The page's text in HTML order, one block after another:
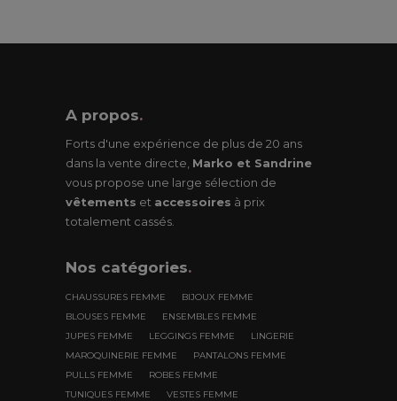
A propos.
Forts d'une expérience de plus de 20 ans
dans la vente directe, Marko et Sandrine
vous propose une large sélection de
vêtements et accessoires à prix
totalement cassés.
Nos catégories.
CHAUSSURES FEMME
BIJOUX FEMME
BLOUSES FEMME
ENSEMBLES FEMME
JUPES FEMME
LEGGINGS FEMME
LINGERIE
MAROQUINERIE FEMME
PANTALONS FEMME
PULLS FEMME
ROBES FEMME
TUNIQUES FEMME
VESTES FEMME